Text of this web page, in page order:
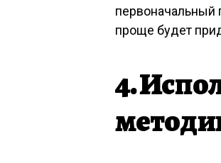
проще будет
4.